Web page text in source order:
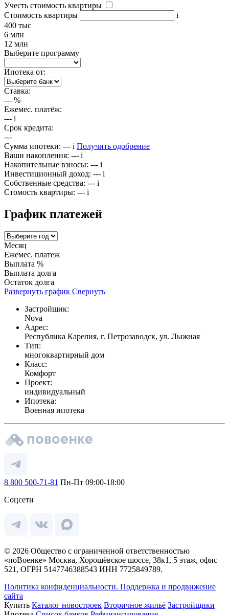
Учесть стоимость квартиры
Стоимость квартиры
i
400 тыс
6 млн
12 млн
Выберите программу
Ипотека от:
Ставка:
--- %
Ежемес. платёж:
--- i
Срок кредита:
---
Сумма ипотеки: --- i Получить одобрение
Ваши накопления: --- i
Накопительные взносы: --- i
Инвестиционный доход: --- i
Собственные средства: --- i
Стомость квартиры: --- i
График платежей
Месяц
Ежемес. платеж
Выплата %
Выплата долга
Остаток долга
Развернуть график Свернуть
Застройщик:
Nova
Адрес:
Республика Карелия, г. Петрозаводск, ул. Лыжная
Тип:
многоквартирный дом
Класс:
Комфорт
Проект:
индивидуальный
Ипотека:
Военная ипотека
8 800 500-71-81 Пн-Пт 09:00-18:00
Соцсети
© 2026 Общество с ограниченной ответственностью
«поВоенке» Москва, Хорошёвское шоссе, 38к1, 5 этаж, офис
521, ОГРН 5147746388543 ИНН 7725849789.
Политика конфиденциальности. Поддержка и продвижение
сайта
Купить Каталог новостроек Вторичное жильё Застройщики